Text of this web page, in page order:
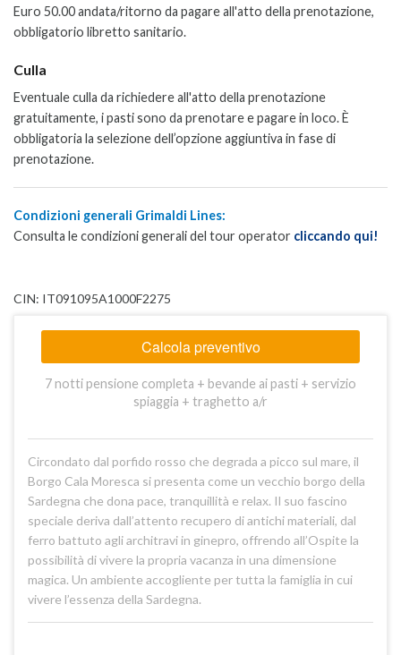
Euro 50.00 andata/ritorno da pagare all'atto della prenotazione,
obbligatorio libretto sanitario.
Culla
Eventuale culla da richiedere all'atto della prenotazione
gratuitamente, i pasti sono da prenotare e pagare in loco.È
obbligatoria la selezione dell’opzione aggiuntiva in fase di
prenotazione.
Condizioni generali Grimaldi Lines:
Consulta le condizioni generali del tour operator cliccando qui!
CIN: IT091095A1000F2275
Calcola preventivo
7 notti pensione completa + bevande ai pasti + servizio
spiaggia + traghetto a/r
Circondato dal porfido rosso che degrada a picco sul mare, il
Borgo Cala Moresca si presenta come un vecchio borgo della
Sardegna che dona pace, tranquillità e relax. Il suo fascino
speciale deriva dall’attento recupero di antichi materiali, dal
ferro battuto agli architravi in ginepro, offrendo all’Ospite la
possibilità di vivere la propria vacanza in una dimensione
magica. Un ambiente accogliente per tutta la famiglia in cui
vivere l’essenza della Sardegna.